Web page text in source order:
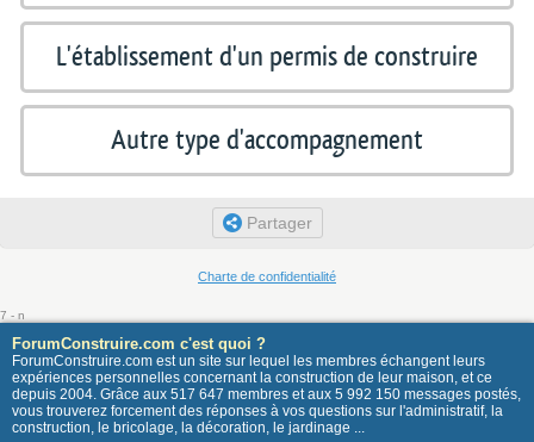
L'établissement d'un permis de construire
Autre type d'accompagnement
Partager
Charte de confidentialité
7 - n
ForumConstruire.com c'est quoi ?
ForumConstruire.com est un site sur lequel les membres échangent leurs
expériences personnelles concernant la construction de leur maison, et ce
depuis 2004. Grâce aux 517 647 membres et aux 5 992 150 messages postés,
vous trouverez forcement des réponses à vos questions sur l'administratif, la
construction, le bricolage, la décoration, le jardinage ...